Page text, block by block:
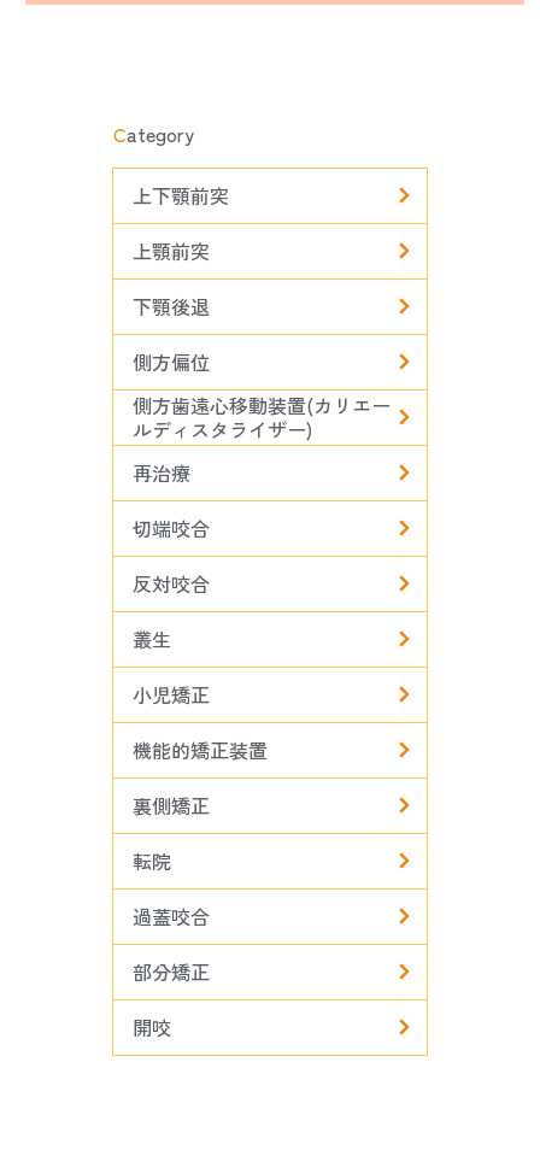
Category
上下顎前突
上顎前突
下顎後退
側方偏位
側方歯遠心移動装置(カリエー
ルディスタライザー)
再治療
切端咬合
反対咬合
叢生
小児矯正
機能的矯正装置
裏側矯正
転院
過蓋咬合
部分矯正
開咬